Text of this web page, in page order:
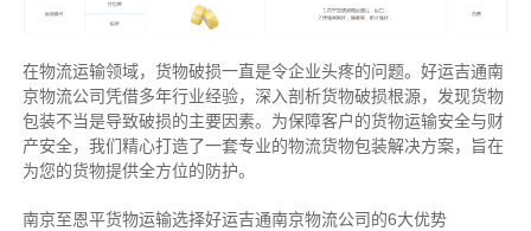
在物流运输领域，货物破损一直是令企业头疼的问题。好运吉通南
京物流公司凭借多年行业经验，深入剖析货物破损根源，发现货物
包装不当是导致破损的主要因素。为保障客户的货物运输安全与财
产安全，我们精心打造了一套专业的物流货物包装解决方案，旨在
为您的货物提供全方位的防护。
南京至恩平货物运输选择好运吉通南京物流公司的6大优势